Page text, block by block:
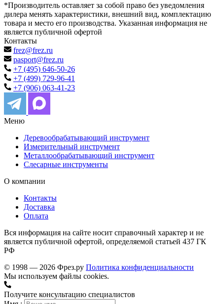
*Производитель оставляет за собой право без уведомления
дилера менять характеристики, внешний вид, комплектацию
товара и место его производства. Указанная информация не
является публичной офертой
Контакты
frez@frez.ru
pasport@frez.ru
+7 (495) 646-50-26
+7 (499) 729-96-41
+7 (906) 063-41-23
Меню
Деревообрабатывающий инструмент
Измерительный инструмент
Металлообрабатывающий инструмент
Слесарные инструменты
О компании
Контакты
Доставка
Оплата
Вся информация на сайте носит справочный характер и не
является публичной офертой, определяемой статьей 437 ГК
РФ
© 1998 — 2026 Фрез.ру Политика конфиденциальности
Мы используем файлы cookies.
Получите консультацию специалистов